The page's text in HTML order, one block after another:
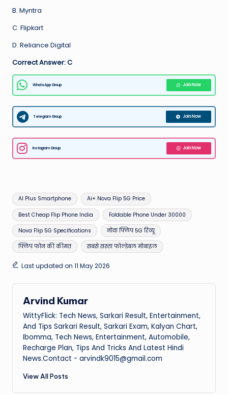
B. Myntra
C. Flipkart
D. Reliance Digital
Correct Answer: C
WhatsApp Group Join Now
Telegram Group Join Now
Instagram Group Join Now
Tags:
AI Plus Smartphone Ai+ Nova Flip 5G Price
Best Cheap Flip Phone India Foldable Phone Under 30000
Nova Flip 5G Specifications नोवा फ्लिप 5G रिव्यू
फ्लिप फोन की कीमत सबसे सस्ता फोल्डेबल मोबाइल
Last updated on 11 May 2026
Arvind Kumar
WittyFlick: Tech News, Sarkari Result, Entertainment,
And Tips Sarkari Result, Sarkari Exam, Kalyan Chart,
Ibomma, Tech News, Entertainment, Automobile,
Recharge Plan, Tips And Tricks And Latest Hindi
News.Contact - arvindk9015@gmail.com
View All Posts